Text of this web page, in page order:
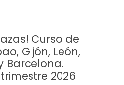
Curso de
Gijón, León,
Barcelona.
2026